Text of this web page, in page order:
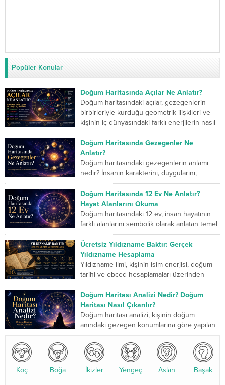
Popüler Konular
Doğum Haritasında Açılar Ne Anlatır?
Doğum haritasındaki açılar, gezegenlerin
birbirleriyle kurduğu geometrik ilişkileri ve
kişinin iç dünyasındaki farklı enerjilerin nasıl
çalıştığını gösterir. Kavuşum açısı iki...
Doğum Haritasında Gezegenler Ne
Anlatır?
Doğum haritasındaki gezegenlerin anlamı
nedir? İnsanın karakterini, duygularını,
düşünme biçimini, ilişkilerini, mücadele
gücünü ve yaşam yolculuğunda geliştirmesi
gereken yönlerini sembolik...
Doğum Haritasında 12 Ev Ne Anlatır?
Hayat Alanlarını Okuma
Doğum haritasındaki 12 ev, insan hayatının
farklı alanlarını sembolik olarak anlatan temel
bölümlerdir. Birinci ev kişinin dış dünyaya
sunduğu kimliği...
Ücretsiz Yıldızname Baktır: Gerçek
Yıldızname Hesaplama
Yıldızname ilmi, kişinin isim enerjisi, doğum
tarihi ve ebced hesaplamaları üzerinden
yapılan kadim bir değerlendirme sistemidir.
Son yıllarda özellikle yıldızname...
Doğum Haritası Analizi Nedir? Doğum
Haritası Nasıl Çıkarılır?
Doğum haritası analizi, kişinin doğum
anındaki gezegen konumlarına göre yapılan
analiz, karakter yapısı, ilişkiler, kariyer...
Koç Boğa İkizler Yengeç Aslan Başak